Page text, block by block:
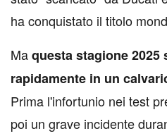
ha conquistato il titolo
Maquesta stagione 2025
rapidamente in un
Prima l'infortunio nei test
poi un grave incidente